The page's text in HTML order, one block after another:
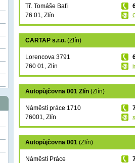
Tř. Tomáše Baťi
76 01, Zlín
CARTAP s.r.o. (Zlín)
Lorencova 3791
760 01, Zlín
Autopůjčovna 001 Zlín (Zlín)
Náměstí práce 1710
76001, Zlín
Autopůjčovna 001 (Zlín)
Náměstí Práce